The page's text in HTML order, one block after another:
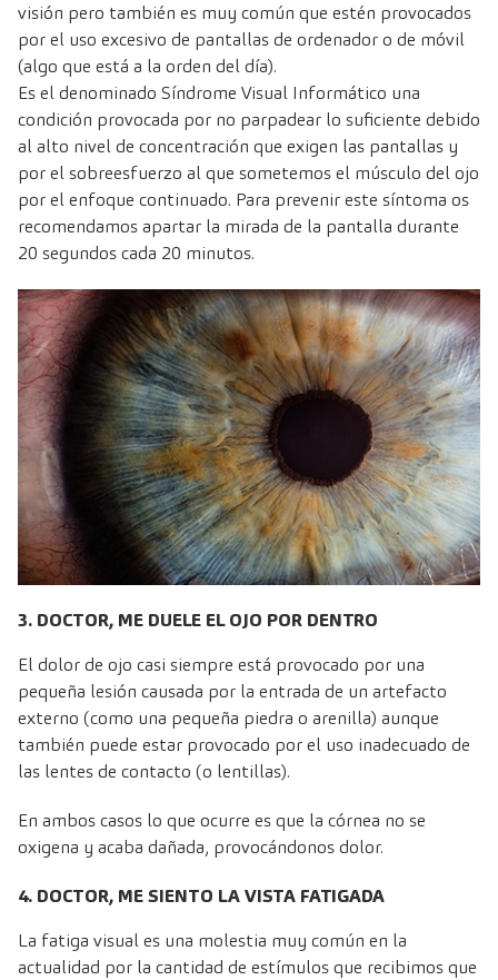
visión pero también es muy común que estén provocados
por el uso excesivo de pantallas de ordenador o de móvil
(algo que está a la orden del día).
Es el denominado Síndrome Visual Informático una
condición provocada por no parpadear lo suficiente debido
al alto nivel de concentración que exigen las pantallas y
por el sobreesfuerzo al que sometemos el músculo del ojo
por el enfoque continuado. Para prevenir este síntoma os
recomendamos apartar la mirada de la pantalla durante
20 segundos cada 20 minutos.
3. DOCTOR, ME DUELE EL OJO POR DENTRO
El dolor de ojo casi siempre está provocado por una
pequeña lesión causada por la entrada de un artefacto
externo (como una pequeña piedra o arenilla) aunque
también puede estar provocado por el uso inadecuado de
las lentes de contacto (o lentillas).
En ambos casos lo que ocurre es que la córnea no se
oxigena y acaba dañada, provocándonos dolor.
4. DOCTOR, ME SIENTO LA VISTA FATIGADA
La fatiga visual es una molestia muy común en la
actualidad por la cantidad de estímulos que recibimos que